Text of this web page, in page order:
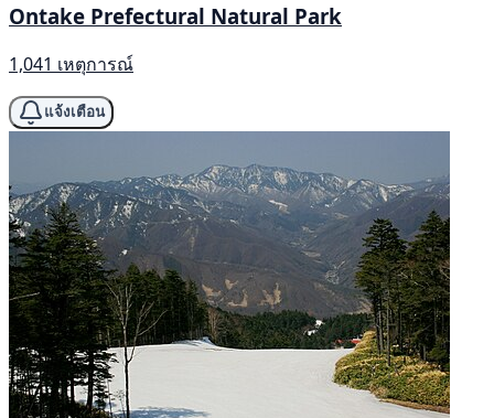
Ontake Prefectural Natural Park
1,041 เหตุการณ์
แจ้งเตือน